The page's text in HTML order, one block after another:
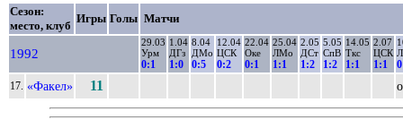
Сезон:
место, клуб
Игры Голы Матчи
1992
29.03
Урм
0:1
1.04
ДГз
1:0
8.04
ДМо
0:5
12.04
ЦСК
0:2
22.04
Оке
0:1
25.04
ЛМо
1:1
2.05
ДСт
1:2
5.05
СпВ
1:2
14.05
Ткс
1:1
2.07
ЦСК
1:1
17. «Факел» 11 о